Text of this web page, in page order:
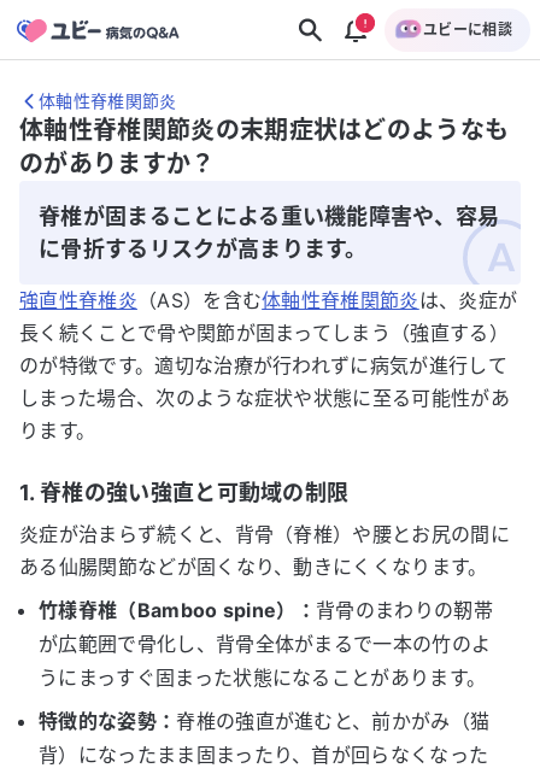
ユビーに相談
体軸性脊椎関節炎
体軸性脊椎関節炎の末期症状はどのようなも
のがありますか？
脊椎が固まることによる重い機能障害や、容易
に骨折するリスクが高まります。
強直性脊椎炎 （AS）を含む体軸性脊椎関節炎は、炎症が
長く続くことで骨や関節が固まってしまう（強直する）
のが特徴です。適切な治療が行われずに病気が進行して
しまった場合、次のような症状や状態に至る可能性があ
ります。
1. 脊椎の強い強直と可動域の制限
炎症が治まらず続くと、背骨（脊椎）や腰とお尻の間に
ある仙腸関節などが固くなり、動きにくくなります。
竹様脊椎（Bamboo spine）： 背骨のまわりの靭帯
が広範囲で骨化し、背骨全体がまるで一本の竹のよ
うにまっすぐ固まった状態になることがあります。
特徴的な姿勢：脊椎の強直が進むと、前かがみ（猫
背）になったまま固まったり、首が回らなくなった